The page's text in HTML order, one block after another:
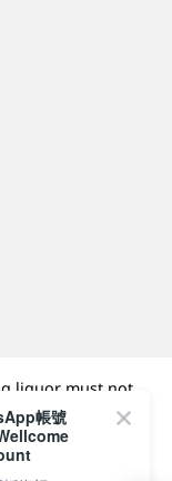
liquor must not
in the course of
(18 歲以下人士)
帳號